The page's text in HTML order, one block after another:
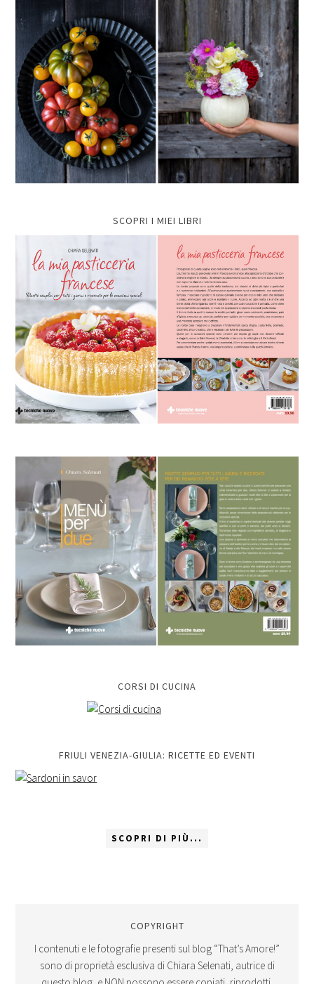
SCOPRI I MIEI LIBRI
CORSI DI CUCINA
FRIULI VENEZIA-GIULIA: RICETTE ED EVENTI
SCOPRI DI PIÙ...
COPYRIGHT
I contenuti e le fotografie presenti sul blog “That’s Amore!”
sono di proprietà esclusiva di Chiara Selenati, autrice di